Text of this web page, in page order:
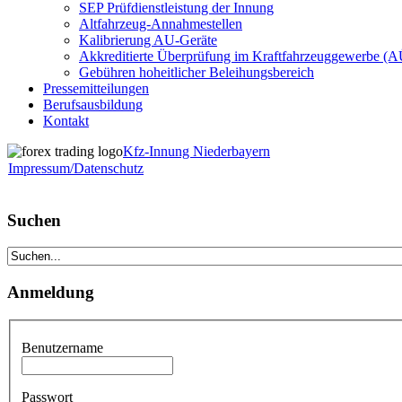
SEP Prüfdienstleistung der Innung
Altfahrzeug-Annahmestellen
Kalibrierung AU-Geräte
Akkreditierte Überprüfung im Kraftfahrzeuggewerbe
Gebühren hoheitlicher Beleihungsbereich
Pressemitteilungen
Berufsausbildung
Kontakt
Kfz-Innung Niederbayern
Impressum/Datenschutz
Suchen
Anmeldung
Benutzername
Passwort